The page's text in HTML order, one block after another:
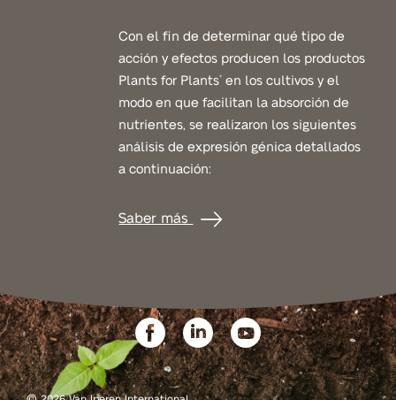
Con el fin de determinar qué tipo de
acción y efectos producen los productos
Plants for Plants® en los cultivos y el
modo en que facilitan la absorción de
nutrientes, se realizaron los siguientes
análisis de expresión génica detallados
a continuación:
Saber más